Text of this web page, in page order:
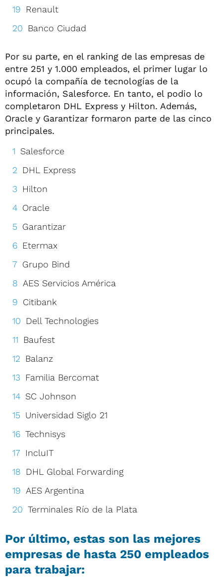
Renault
Banco Ciudad
Por su parte, en el ranking de las empresas de
entre 251 y 1.000 empleados, el primer lugar lo
ocupó la compañía de tecnologías de la
información, Salesforce. En tanto, el podio lo
completaron DHL Express y Hilton. Además,
Oracle y Garantizar formaron parte de las cinco
principales.
Salesforce
DHL Express
Hilton
Oracle
Garantizar
Etermax
Grupo Bind
AES Servicios América
Citibank
Dell Technologies
Baufest
Balanz
Familia Bercomat
SC Johnson
Universidad Siglo 21
Technisys
IncluIT
DHL Global Forwarding
AES Argentina
Terminales Río de la Plata
Por último, estas son las mejores
empresas de hasta 250 empleados
para trabajar: